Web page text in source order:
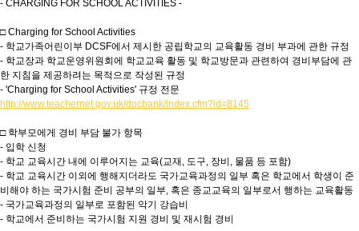
- CHARGING FOR SCHOOL ACTIVITIES -
□ Charging for School Activities
- 학교가족어린이부 DCSF에서 제시한 공립학교의 교육활동 경비 부과에 관한 규정
- 학교장과 학교운영위원회에 학교교육 활동 및 학교방문과 관련하여 경비부담에 관
한 지침을 제공하려는 목적으로 작성된 규정
- 'Charging for School Activities' 규정 전문
http://www.teachernet.gov.uk/docbank/index.cfm?id=8145
□ 학부모에게 경비 부담 불가 항목
- 입학 신청
- 학교 교육시간 내에 이루어지는 교육(교재, 도구, 장비, 물품 등 포함)
- 학교 교육시간 이외에 행해지더라도 국가교육과정의 일부 혹은 학교에서 학생이 준
비해야 하는 국가시험 준비 공부의 일부, 혹은 종교교육의 일부로서 행하는 교육활동
- 국가교육과정의 일부로 포함된 악기 강습비
- 학교에서 준비하는 국가시험 지원 경비 및 재시험 경비